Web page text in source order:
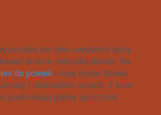
potrafią nie tylko uwydatnić atuty
drobne niedoskonałości. Na
do powiek mogą dodać blasku
i niebieskich oczach. Z kolei
podkreślają głębię spojrzenia